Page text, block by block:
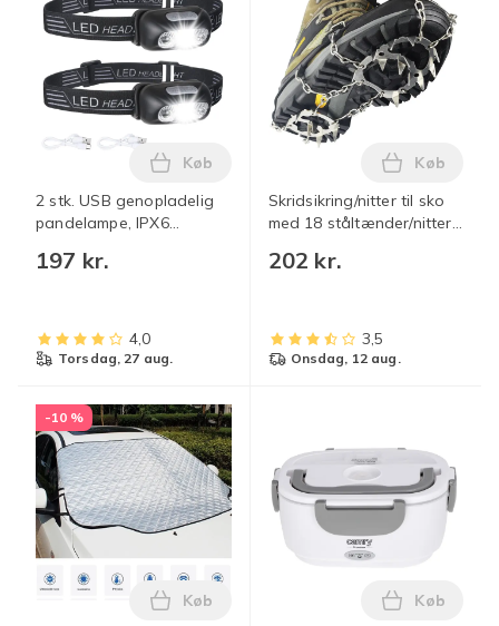
2 stk. USB genopladelig
pandelampe, IPX6
160 lumen LED
rødt lys
197 kr.
Læg 2 stk. USB genopladelig
Køb
4,0
torsdag, 27 aug.
Skridsikring/nitter til sko
med 18 ståltænder/nitter
202 kr.
Læg
Køb
3,5
onsdag, 12 aug.
-10 %
Læg Universal tyk bomuld til al vejr til
Køb
Læg
Køb